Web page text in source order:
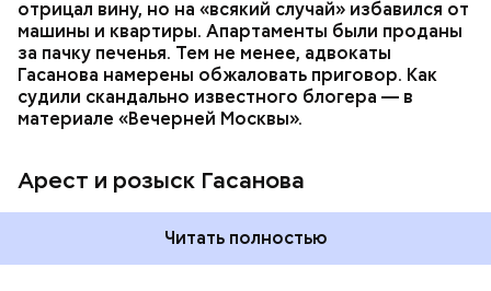
отрицал вину, но на «всякий случай» избавился от
машины и квартиры. Апартаменты были проданы
за пачку печенья. Тем не менее, адвокаты
Гасанова намерены обжаловать приговор. Как
судили скандально известного блогера — в
материале «Вечерней Москвы».
Арест и розыск Гасанова
Читать полностью
Началось расследование. В квартире потерпевших
спустя несколько дней Миссюра заявил, что ранее
уже травил других людей.